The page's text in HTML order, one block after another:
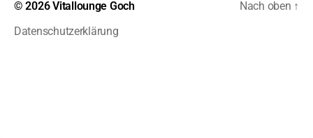
© 2026Vitallounge Goch
Datenschutzerklärung
Nach oben ↑